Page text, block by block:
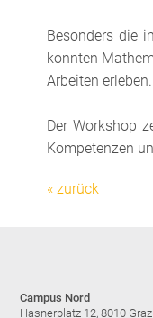
Besonders die
konnten
Arbeiten erleben.
Der Workshop
Kompetenzen
« zurück
Campus Nord
Hasnerplatz 12, 8010 Graz